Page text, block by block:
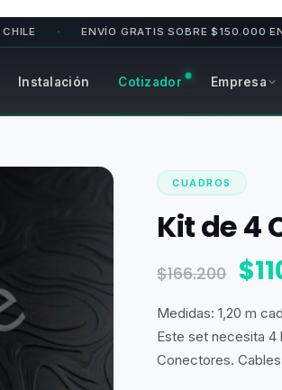
ENVÍO GRATIS SOBRE $150.000 EN RM •
Instalación Cotizador Empresa
CUADROS
Kit de 4
$166.200 El
$
Medidas: 1,20 m
Este set necesita 4
Conectores.